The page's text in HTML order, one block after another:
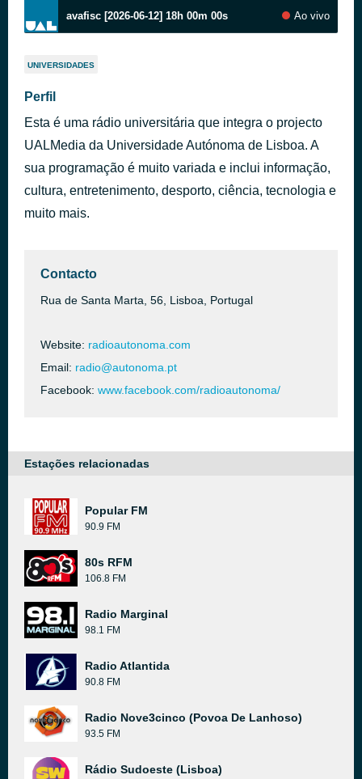
avafisc [2026-06-12] 18h 00m 00s Ao vivo
UNIVERSIDADES
Perfil
Esta é uma rádio universitária que integra o projecto
UALMedia da Universidade Autónoma de Lisboa. A
sua programação é muito variada e inclui informação,
cultura, entretenimento, desporto, ciência, tecnologia e
muito mais.
Contacto
Rua de Santa Marta, 56, Lisboa, Portugal
Website: radioautonoma.com
Email: radio@autonoma.pt
Facebook: www.facebook.com/radioautonoma/
Estações relacionadas
Popular FM
90.9 FM
80s RFM
106.8 FM
Radio Marginal
98.1 FM
Radio Atlantida
90.8 FM
Radio Nove3cinco (Povoa De Lanhoso)
93.5 FM
Rádio Sudoeste (Lisboa)